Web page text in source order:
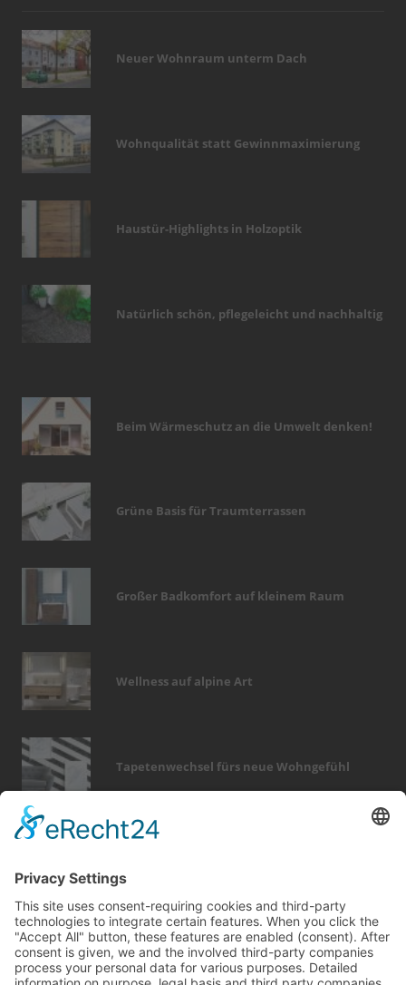
Neuer Wohnraum unterm Dach
Wohnqualität statt Gewinnmaximierung
Haustür-Highlights in Holzoptik
Natürlich schön, pflegeleicht und nachhaltig
Beim Wärmeschutz an die Umwelt denken!
Grüne Basis für Traumterrassen
Großer Badkomfort auf kleinem Raum
Wellness auf alpine Art
Tapetenwechsel fürs neue Wohngefühl
fotovoltaik wärme beratung
finanzierung
keller
wellness heizung
immobilien